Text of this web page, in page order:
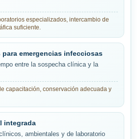
especializados, intercambio de
suficiente.
para emergencias infecciosas
entre la sospecha clínica y la
capacitación, conservación adecuada y
integrada
ambientales y de laboratorio